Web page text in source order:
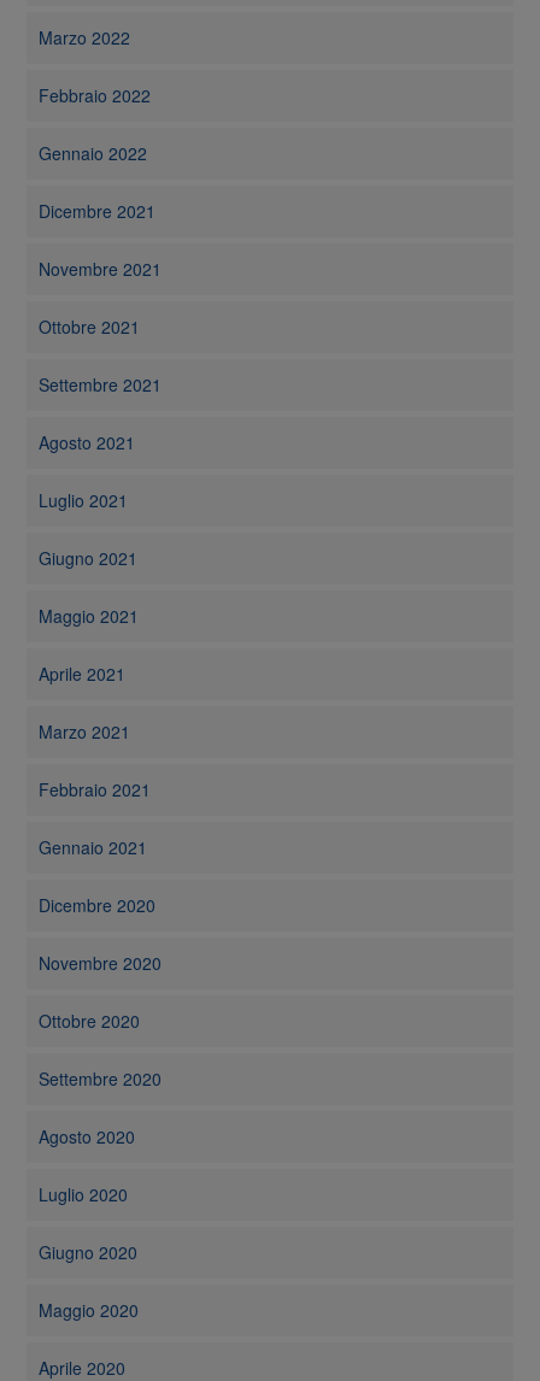
Marzo 2022
Febbraio 2022
Gennaio 2022
Dicembre 2021
Novembre 2021
Ottobre 2021
Settembre 2021
Agosto 2021
Luglio 2021
Giugno 2021
Maggio 2021
Aprile 2021
Marzo 2021
Febbraio 2021
Gennaio 2021
Dicembre 2020
Novembre 2020
Ottobre 2020
Settembre 2020
Agosto 2020
Luglio 2020
Giugno 2020
Maggio 2020
Aprile 2020